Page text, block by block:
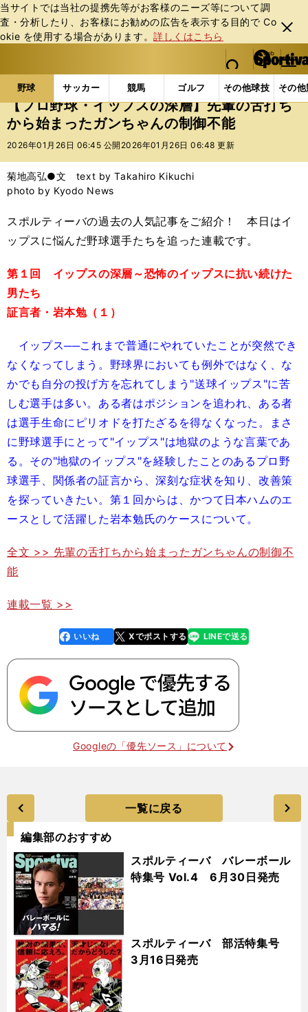
当サイトでは当社の提携先等がお客様のニーズ等について調
査・分析したり、お客様にお勧めの広告を表⽰する⽬的で Co
okie を使⽤する場合があります。詳しくはこちら
閉じ
る
web Sportiva (webスポルティーバ)
検索
マイペ
ー
ジ
メニュ
野球 サッカー 競馬 ゴルフ その他球技 その
b
ス
ポ
ル
バ
野球の記事一覧 プロ野球 【プロ野球・イップスの
【プロ野球・イップスの深層】先輩の舌打ち
から始まったガンちゃんの制御不能
2026年01月26日 06:45 公開 2026年01月26日 06:48 更新
菊地高弘●文 text by Takahiro Kikuchi
photo by Kyodo News
スポルティーバの過去の人気記事をご紹介！ 本日はイ
ップスに悩んだ野球選手たちを追った連載です。
第１回 イップスの深層～恐怖のイップスに抗い続けた
男たち
証言者・岩本勉（１）
イップス──これまで普通にやれていたことが突然でき
なくなってしまう。野球界においても例外ではなく、な
かでも自分の投げ方を忘れてしまう"送球イップス"に苦
しむ選手は多い。ある者はポジションを追われ、ある者
は選手生命にピリオドを打たざるを得なくなった。まさ
に野球選手にとって"イップス"は地獄のような言葉であ
る。その"地獄のイップス"を経験したことのあるプロ野
球選手、関係者の証言から、深刻な症状を知り、改善策
を探っていきたい。第１回からは、かつて日本ハムのエ
ースとして活躍した岩本勉氏のケースについて。
全文 >> 先輩の舌打ちから始まったガンちゃんの制御不
能
連載一覧 >>
faceboo
k
いいね Xでポストする
line LINEで送る
Googleの「優先ソース」について
一覧に戻る
編集部のおすすめ
スポルティーバ バレーボール
特集号 Vol.4 6月30日発売
スポルティーバ 部活特集号
3月16日発売